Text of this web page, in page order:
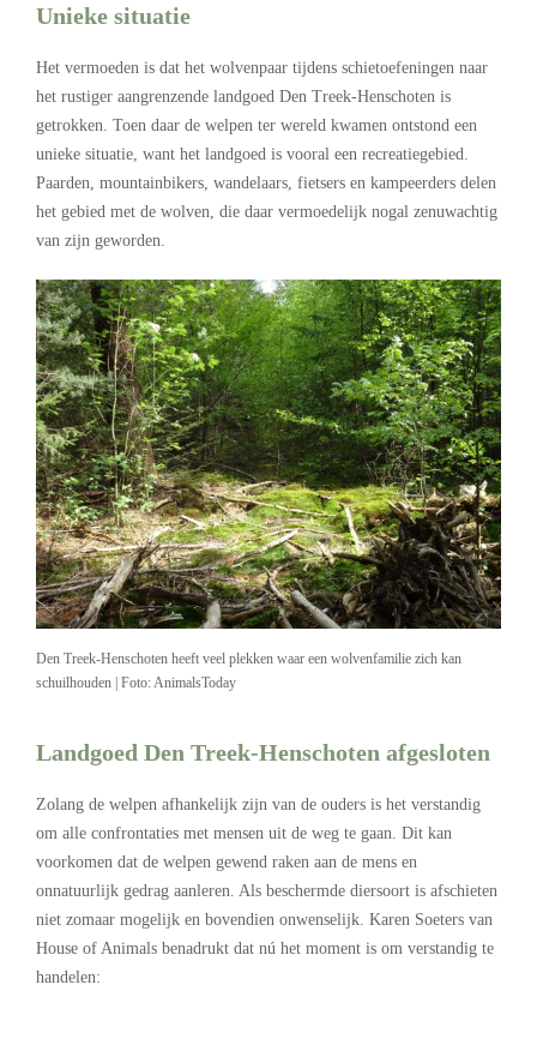
Unieke situatie
Het vermoeden is dat het wolvenpaar tijdens schietoefeningen naar
het rustiger aangrenzende landgoed Den Treek-Henschoten is
getrokken. Toen daar de welpen ter wereld kwamen ontstond een
unieke situatie, want het landgoed is vooral een recreatiegebied.
Paarden, mountainbikers, wandelaars, fietsers en kampeerders delen
het gebied met de wolven, die daar vermoedelijk nogal zenuwachtig
van zijn geworden.
Den Treek-Henschoten heeft veel plekken waar een wolvenfamilie zich kan
schuilhouden | Foto: AnimalsToday
Landgoed Den Treek-Henschoten afgesloten
Zolang de welpen afhankelijk zijn van de ouders is het verstandig
om alle confrontaties met mensen uit de weg te gaan. Dit kan
voorkomen dat de welpen gewend raken aan de mens en
onnatuurlijk gedrag aanleren. Als beschermde diersoort is afschieten
niet zomaar mogelijk en bovendien onwenselijk. Karen Soeters van
House of Animals benadrukt dat nú het moment is om verstandig te
handelen: